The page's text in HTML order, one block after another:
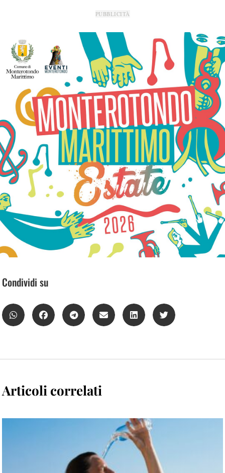
PUBBLICITÀ
Condividi su
Articoli correlati